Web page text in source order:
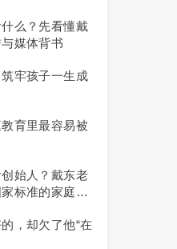
么？先看懂戴
媒体背书
牢孩子一生成
育里最容易被
始人？戴东老
标准的家庭教
，却欠了他“在